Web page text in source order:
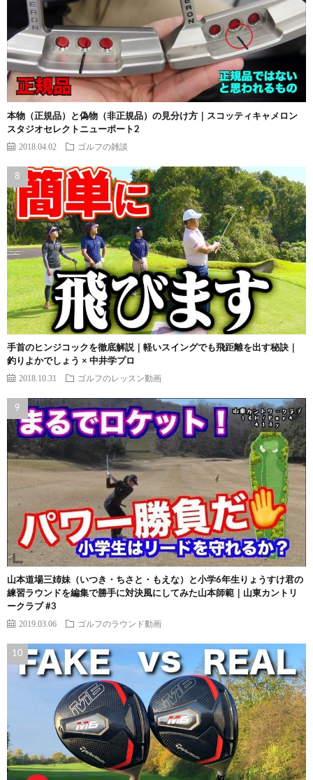
本物（正規品）と偽物（非正規品）の見分け方｜スコッティキャメロン
スタジオセレクトニューポート2
2018.04.02 ゴルフの雑談
手首のヒンジコックを徹底解説｜軽いスイングでも飛距離を出す秘訣｜
釣りよかでしょう × 中井学プロ
2018.10.31 ゴルフのレッスン動画
山本道場三姉妹（いつき・ちさと・もえな）と小学6年生りょうすけ君の
練習ラウンドを編集で勝手に対決風にしてみた山本師範｜山東カントリ
ークラブ #3
2019.03.06 ゴルフのラウンド動画